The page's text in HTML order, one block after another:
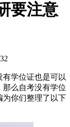
要注意
学位证也是可以
么自考没有学位
为你们整理了以下